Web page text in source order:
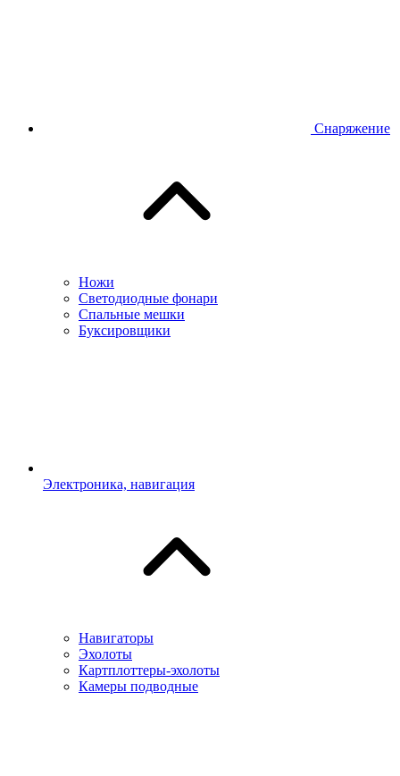
Снаряжение
Ножи
Светодиодные фонари
Спальные мешки
Буксировщики
Электроника, навигация
Навигаторы
Эхолоты
Картплоттеры-эхолоты
Камеры подводные